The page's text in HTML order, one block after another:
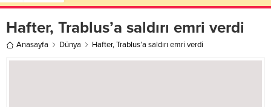
Hafter, Trablus’a saldırı emri verdi
Anasayfa Dünya Hafter, Trablus’a saldırı emri verdi